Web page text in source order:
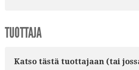
TUOTTAJA
Katso tästä tuottajaan (tai